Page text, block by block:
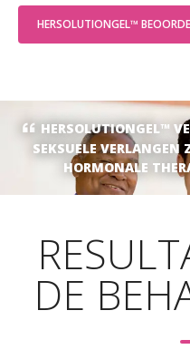
HERSOLUTIONGEL™
HERSOLUTIONGEL™
SEKSUELE
HORMONALE
DE